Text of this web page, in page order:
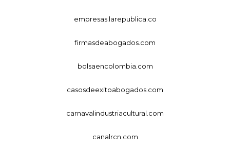
empresas.larepublica.co
firmasdeabogados.com
bolsaencolombia.com
casosdeexitoabogados.com
carnavalindustriacultural.com
canalrcn.com